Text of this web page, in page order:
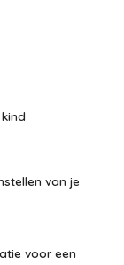
van je
voor een